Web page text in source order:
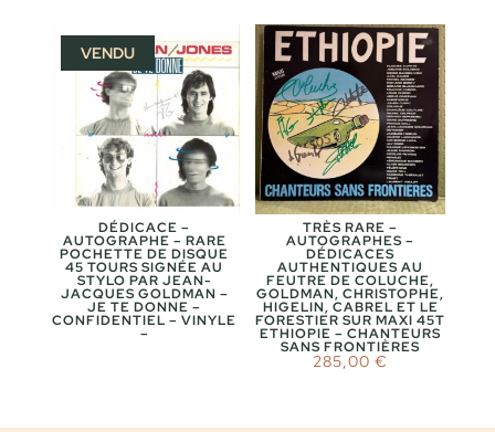
VENDU
DÉDICACE –
AUTOGRAPHE – RARE
POCHETTE DE DISQUE
45 TOURS SIGNÉE AU
STYLO PAR JEAN-
JACQUES GOLDMAN –
JE TE DONNE –
CONFIDENTIEL – VINYLE
–
TRÈS RARE –
AUTOGRAPHES –
DÉDICACES
AUTHENTIQUES AU
FEUTRE DE COLUCHE,
GOLDMAN, CHRISTOPHE,
HIGELIN, CABREL ET LE
FORESTIER SUR MAXI 45T
ETHIOPIE – CHANTEURS
SANS FRONTIÈRES
285,00€